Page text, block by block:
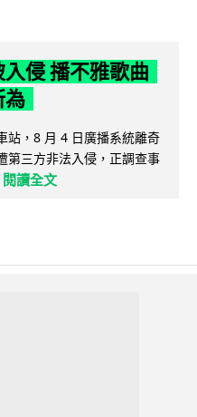
侵 播不雅歌曲
為
站，8 月 4 日廣播系統離奇
第三方非法入侵，正調查事
閱讀全文